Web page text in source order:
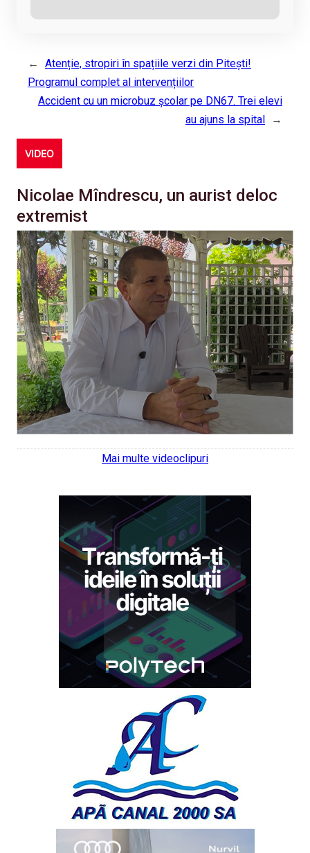
←
Atenție, stropiri în spațiile verzi din Pitești!
Programul complet al intervențiilor
Accident cu un microbuz școlar pe DN67. Trei elevi
au ajuns la spital
→
VIDEO
Nicolae Mîndrescu, un aurist deloc
extremist
Mai multe videoclipuri